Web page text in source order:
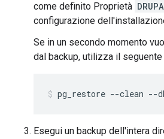
come definito Proprietà
configurazione
Se in un secondo momento
dal backup, utilizza il seguente
pg_restore --clean --
Esegui un backup dell'intera